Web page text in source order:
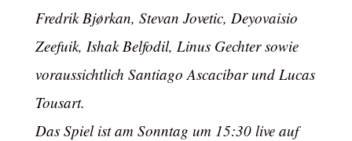
Fredrik Bjørkan, Stevan Jovetic, Deyovaisio
Zeefuik, Ishak Belfodil, Linus Gechter sowie
voraussichtlich Santiago Ascacibar und Lucas
Tousart.
Das Spiel ist am Sonntag um 15:30 live auf